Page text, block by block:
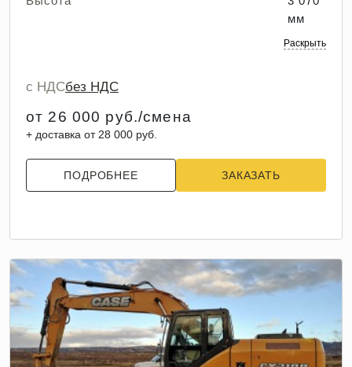
мм
Раскрыть
с НДСбез НДС
от 26 000 руб./смена
+ доставка от 28 000 руб.
ПОДРОБНЕЕ ЗАКАЗАТЬ